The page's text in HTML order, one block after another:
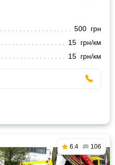
500 грн
15 грн/км
15 грн/км
6.4 106